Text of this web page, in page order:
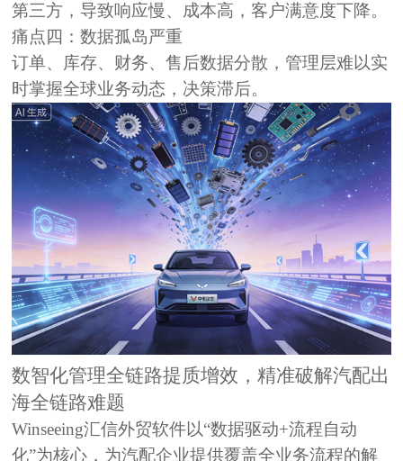
第三方，导致响应慢、成本高，客户满意度下降。
痛点 四 ：数据孤岛严重
订单、库存、财务、售后数据分散，管理层难以实
时掌握全球业务动态，决策滞后。
数智化管理全链路提质增效 ，精准破解汽配出
海全链路难题
Winseeing汇信外贸软件以“数据驱动+流程自动
化”为核心，为汽配企业提供覆盖全业务流程的解